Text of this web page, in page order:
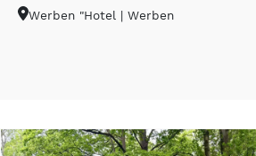
Werben "Hotel | Werben